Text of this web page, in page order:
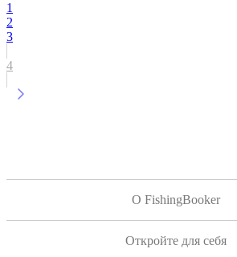
1
2
3
4
О FishingBooker
Откройте для себя